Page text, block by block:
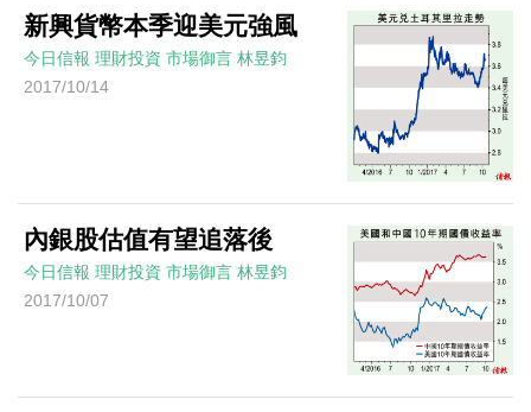
新興貨幣本季迎美元強風
今日信報 理財投資 市場御言 林昱鈞
2017/10/14
內銀股估值有望追落後
今日信報 理財投資 市場御言 林昱鈞
2017/10/07